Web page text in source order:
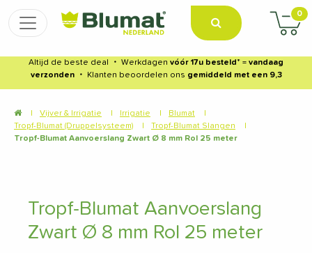
0
Altijd de beste deal ・ Werkdagen vóór 17u besteld* = vandaag
verzonden
・ Klanten beoordelen ons gemiddeld met een 9,3
Vijver & Irrigatie Irrigatie Blumat
Tropf-Blumat (Druppelsysteem)
Tropf-Blumat Slangen
Tropf-Blumat Aanvoerslang Zwart Ø 8 mm Rol 25 meter
Tropf-Blumat Aanvoerslang
Zwart Ø 8 mm Rol 25 meter